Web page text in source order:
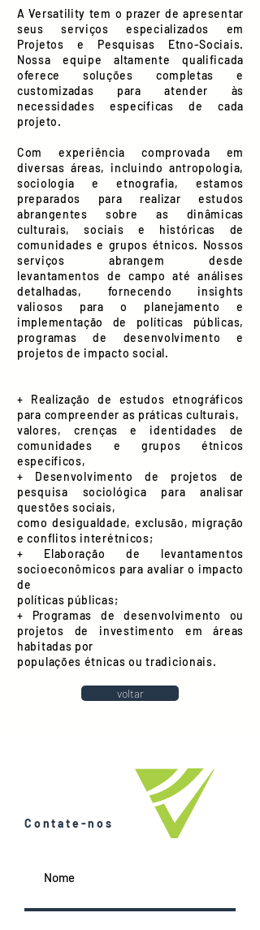
A Versatility tem o prazer de apresentar
seus serviços especializados em
Projetos e Pesquisas Etno-Sociais.
Nossa equipe altamente qualificada
oferece soluções completas e
customizadas para atender às
necessidades específicas de cada
projeto.
Com experiência comprovada em
diversas áreas, incluindo antropologia,
sociologia e etnografia, estamos
preparados para realizar estudos
abrangentes sobre as dinâmicas
culturais, sociais e históricas de
comunidades e grupos étnicos. Nossos
serviços abrangem desde
levantamentos de campo até análises
detalhadas, fornecendo insights
valiosos para o planejamento e
implementação de políticas públicas,
programas de desenvolvimento e
projetos de impacto social.
+ Realização de estudos etnográficos
para compreender as práticas culturais,
valores, crenças e identidades de
comunidades e grupos étnicos
específicos,
+ Desenvolvimento de projetos de
pesquisa sociológica para analisar
questões sociais,
como desigualdade, exclusão, migração
e conflitos interétnicos;
+ Elaboração de levantamentos
socioeconômicos para avaliar o impacto
de
políticas públicas;
+ Programas de desenvolvimento ou
projetos de investimento em áreas
habitadas por
populações étnicas ou tradicionais.
voltar
Contate-nos